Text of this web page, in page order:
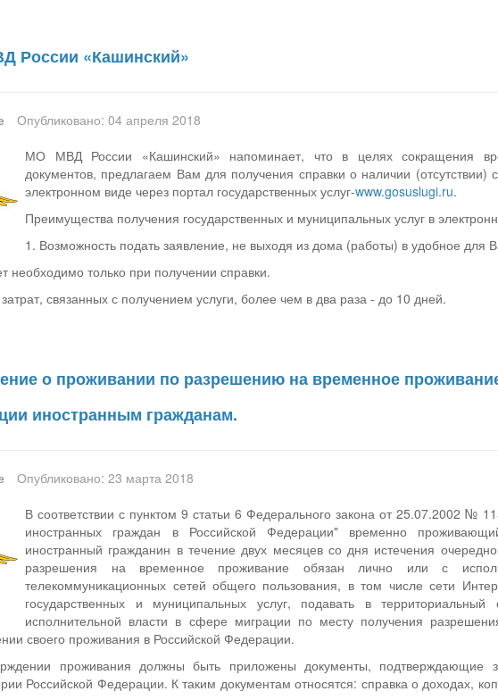
России «Кашинский»
Опубликовано: 04 апреля 2018
МО МВД России «Кашинский» напоминает, что в целях сокращения
документов, предлагаем Вам для получения справки о наличии (отсутствии)
электронном виде через портал государственных услуг-www.gosuslugi.ru.
Преимущества получения государственных и муниципальных услуг в
1. Возможность подать заявление, не выходя из дома (работы) в удобное для
необходимо только при получении справки.
связанных с получением услуги, более чем в два раза - до 10 дней.
о проживании по разрешению на временное
иностранным гражданам.
Опубликовано: 23 марта 2018
В соответствии с пунктом 9 статьи 6 Федерального закона от 25.07.2002 №
иностранных граждан в Российской Федерации" временно
иностранный гражданин в течение двух месяцев со дня истечения
разрешения на временное проживание обязан лично или с
телекоммуникационных сетей общего пользования, в том числе сети
государственных и муниципальных услуг, подавать в территориальный
исполнительной власти в сфере миграции по месту получения
своего проживания в Российской Федерации.
проживания должны быть приложены документы, подтверждающие
Российской Федерации. К таким документам относятся: справка о доходах,